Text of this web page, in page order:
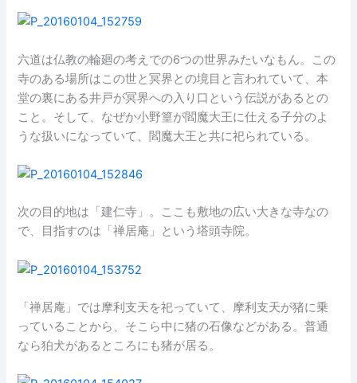
六道は仏教の輪廻の考えでの6つの世界みたいなもん。この
寺のある場所はこの世と冥界との境目と言われていて、本
堂の裏にある井戸が冥界への入り口という伝説があるとの
こと。そして、なぜか小野篁が閻魔大王に仕える子分のよ
うな扱いになっていて、閻魔大王と共に祀られている。
次の目的地は「建仁寺」。ここも敷地の広い大きな寺なの
で、目指すのは「禅居庵」という塔頭寺院。
「禅居庵」では摩利支天を祀っていて、摩利支天が猪に乗
っていることから、そこら中に猪の石像などがある。普通
なら狛犬があるところにも猪が居る。